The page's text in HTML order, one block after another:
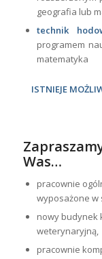
geografia lub
technik
programem
matematyka
ISTNIEJE
Was…
pracownie
wyposażone w
nowy budynek
weterynaryjną,
pracownie